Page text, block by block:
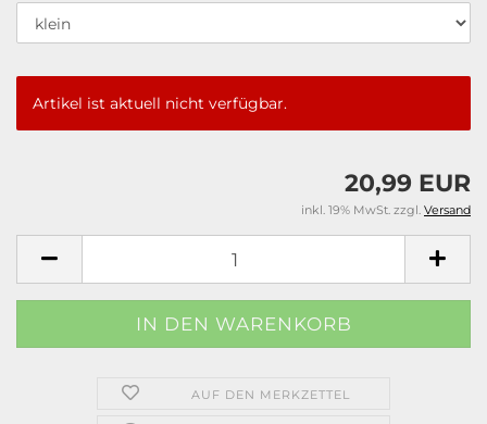
Artikel ist aktuell nicht verfügbar.
20,99 EUR
inkl. 19% MwSt. zzgl. Versand
AUF DEN MERKZETTEL